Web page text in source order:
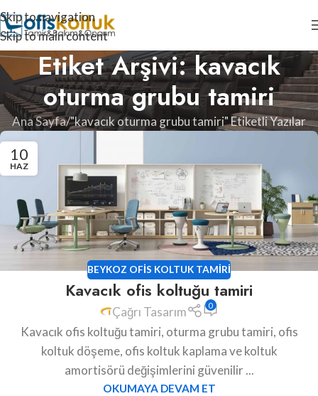
Skip to navigation
Skip to main content
Etiket Arşivi: kavacık
oturma grubu tamiri
Ana Sayfa "kavacık oturma grubu tamiri" Etiketli Yazılar
10
HAZ
BEYKOZ OFIS KOLTUK TAMIRI
Kavacık ofis koltuğu tamiri
Çağrı Tasarım 0
Kavacık ofis koltuğu tamiri, oturma grubu tamiri, ofis
koltuk döşeme, ofis koltuk kaplama ve koltuk
amortisörü değişimlerini güvenilir ...
OKUMAYA DEVAM ET